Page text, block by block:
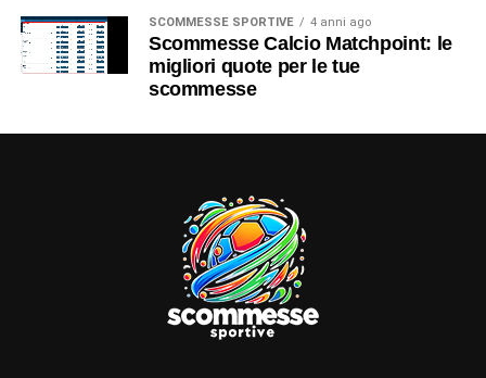
SCOMMESSE SPORTIVE 4 anni ago
Scommesse Calcio Matchpoint: le
migliori quote per le tue
scommesse